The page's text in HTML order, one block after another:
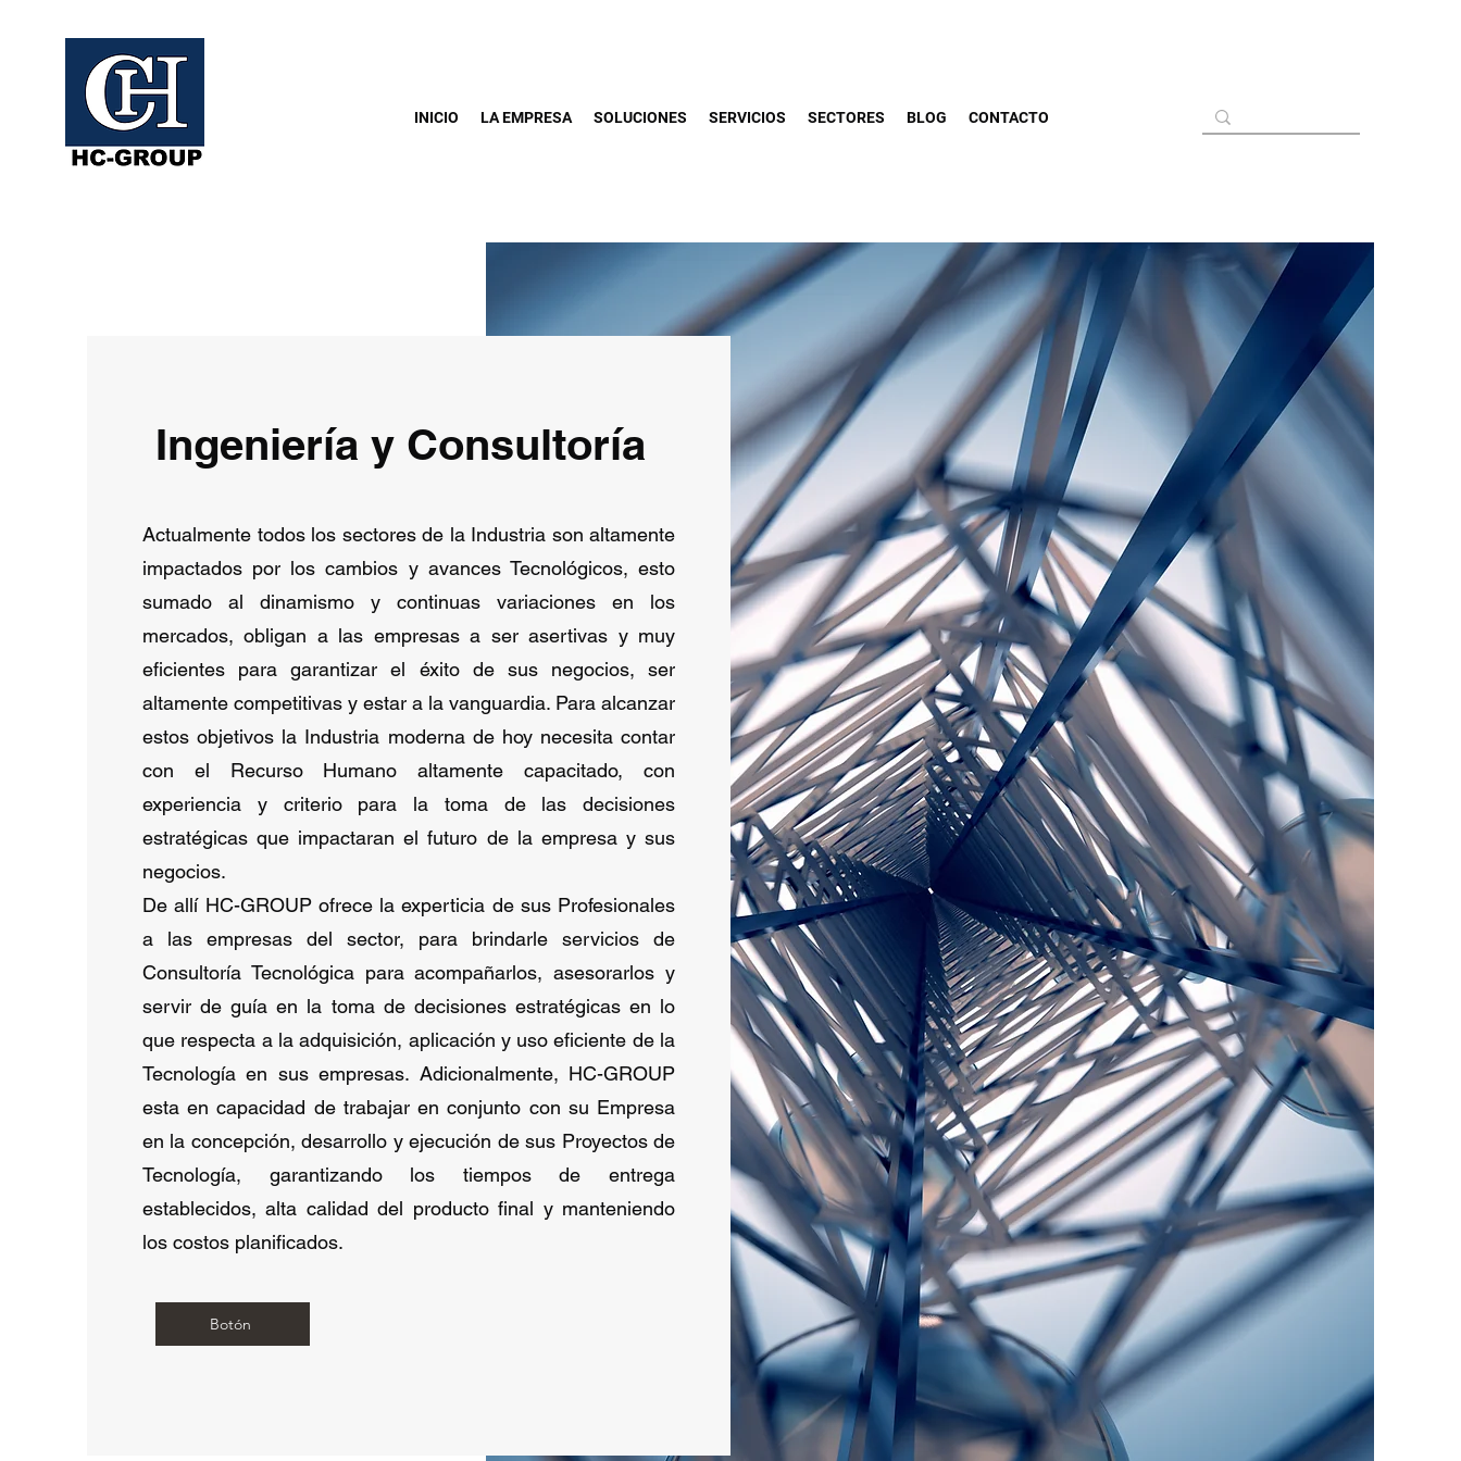
INICIO LA EMPRESA SOLUCIONES SERVICIOS SECTORES BLOG CONTACTO
Ingeniería y Consultoría
Actualmente todos los sectores de la Industria son altamente
impactados por los cambios y avances Tecnológicos, esto
sumado al dinamismo y continuas variaciones en los
mercados, obligan a las empresas a ser asertivas y muy
eficientes para garantizar el éxito de sus negocios, ser
altamente competitivas y estar a la vanguardia. Para alcanzar
estos objetivos la Industria moderna de hoy necesita contar
con el Recurso Humano altamente capacitado, con
experiencia y criterio para la toma de las decisiones
estratégicas que impactaran el futuro de la empresa y sus
negocios.
De allí HC-GROUP ofrece la experticia de sus Profesionales
a las empresas del sector, para brindarle servicios de
Consultoría Tecnológica para acompañarlos, asesorarlos y
servir de guía en la toma de decisiones estratégicas en lo
que respecta a la adquisición, aplicación y uso eficiente de la
Tecnología en sus empresas. Adicionalmente, HC-GROUP
esta en capacidad de trabajar en conjunto con su Empresa
en la concepción, desarrollo y ejecución de sus Proyectos de
Tecnología, garantizando los tiempos de entrega
establecidos, alta calidad del producto final y manteniendo
los costos planificados.
Botón